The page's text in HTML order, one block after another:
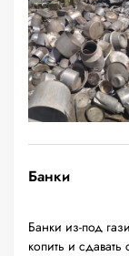
Банки
Банки из-под
копить и